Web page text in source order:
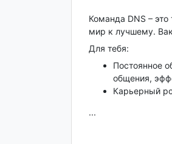
Команда DNS –
мир к лучшему.
Для тебя:
Постоянное
общения,
Карьерный
...